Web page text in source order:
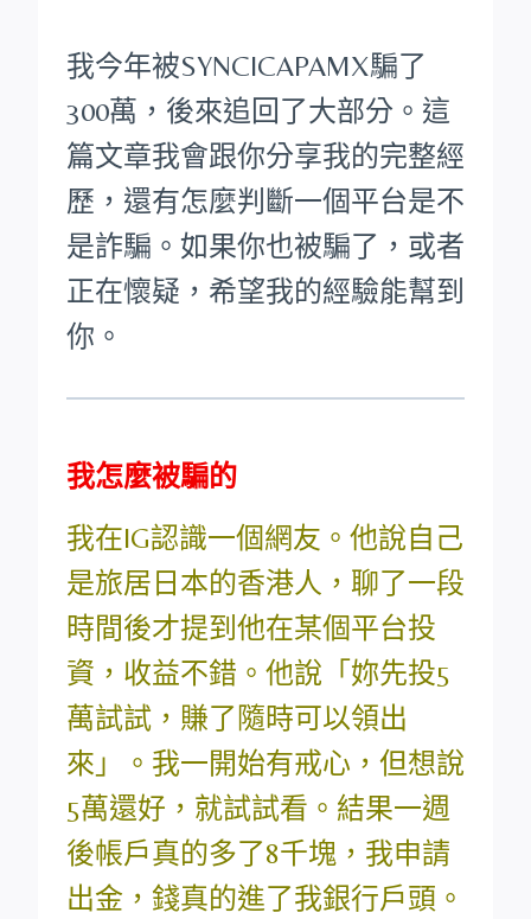
我今年被SYNCICAPAMX騙了
300萬，後來追回了大部分。這
篇文章我會跟你分享我的完整經
歷，還有怎麼判斷一個平台是不
是詐騙。如果你也被騙了，或者
正在懷疑，希望我的經驗能幫到
你。
我怎麼被騙的
我在IG認識一個網友。他說自己
是旅居日本的香港人，聊了一段
時間後才提到他在某個平台投
資，收益不錯。他說「妳先投5
萬試試，賺了隨時可以領出
來」。我一開始有戒心，但想說
5萬還好，就試試看。結果一週
後帳戶真的多了8千塊，我申請
出金，錢真的進了我銀行戶頭。